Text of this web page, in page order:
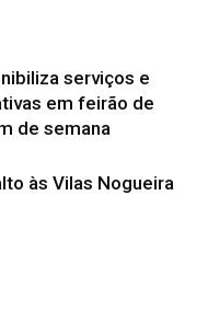
serviços e
em feirão de
de semana
às Vilas Nogueira